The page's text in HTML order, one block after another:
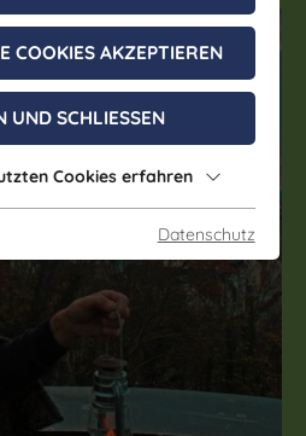
COOKIES AKZEPTIEREN
UND SCHLIESSEN
Cookies erfahren
Datenschutz